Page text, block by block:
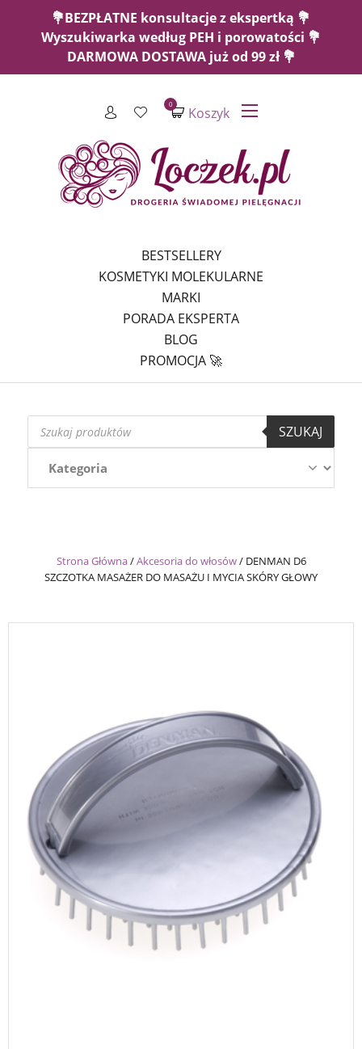
💐BEZPŁATNE konsultacje z ekspertką 💐
Wyszukiwarka według PEH i porowatości 💐
DARMOWA DOSTAWA już od 99 zł 💐
Koszyk
0
BESTSELLERY
KOSMETYKI MOLEKULARNE
MARKI
PORADA EKSPERTA
BLOG
PROMOCJA 🚀
Wyszukiwarka
produktów
SZUKAJ
Strona Główna/Akcesoria do włosów/ DENMAN D6
SZCZOTKA MASAŻER DO MASAŻU I MYCIA SKÓRY GŁOWY